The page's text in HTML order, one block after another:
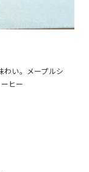
わい。メープルシ
ヒー